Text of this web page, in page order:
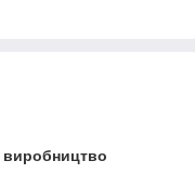
виробництво